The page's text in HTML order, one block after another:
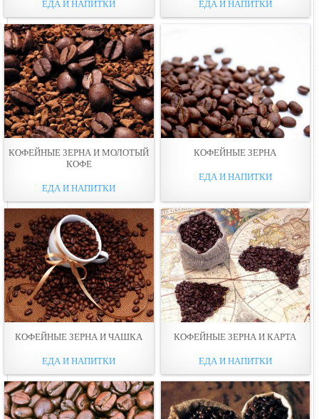
ЕДА И НАПИТКИ ЕДА И НАПИТКИ
КОФЕЙНЫЕ ЗЕРНА И МОЛОТЫЙ
КОФЕ
ЕДА И НАПИТКИ
КОФЕЙНЫЕ ЗЕРНА
ЕДА И НАПИТКИ
КОФЕЙНЫЕ ЗЕРНА И ЧАШКА
ЕДА И НАПИТКИ
КОФЕЙНЫЕ ЗЕРНА И КАРТА
ЕДА И НАПИТКИ